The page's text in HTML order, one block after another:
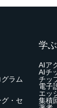
ラム
・セ
学ぶ
AIア
AIチ
チッ
電子
エッ
集積